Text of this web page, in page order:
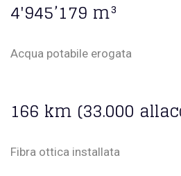
4'945’179 m³
Acqua potabile erogata
166 km (33.000
Fibra ottica installata